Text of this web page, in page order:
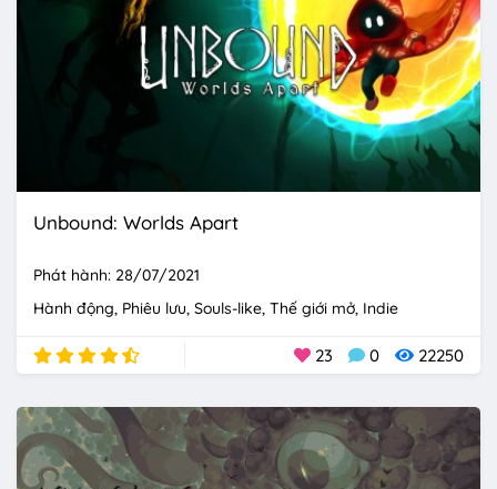
Unbound: Worlds Apart
Phát hành: 28/07/2021
Hành động Phiêu lưu Souls-like Thế giới mở Indie
23 0 22250